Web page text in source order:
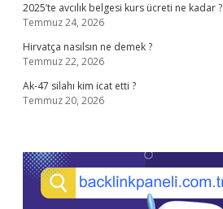
2025’te avcılık belgesi kurs ücreti ne kadar ?
Temmuz 24, 2026
Hirvatça nasılsın ne demek ?
Temmuz 22, 2026
Ak-47 silahı kim icat etti ?
Temmuz 20, 2026